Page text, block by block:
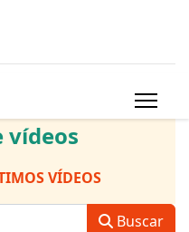
vídeos
VÍDEOS
Buscar